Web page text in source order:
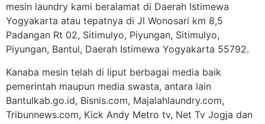
mesin laundry kami beralamat di Daerah Istimewa
Yogyakarta atau tepatnya di Jl Wonosari km 8,5
Padangan Rt 02, Sitimulyo, Piyungan, Sitimulyo,
Piyungan, Bantul, Daerah Istimewa Yogyakarta 55792.
Kanaba mesin telah di liput berbagai media baik
pemerintah maupun media swasta, antara lain
Bantulkab.go.id, Bisnis.com, Majalahlaundry.com,
Tribunnews.com, Kick Andy Metro tv, Net Tv Jogja dan